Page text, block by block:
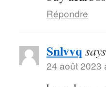
Répondre
Snlvvq
24 août 2023